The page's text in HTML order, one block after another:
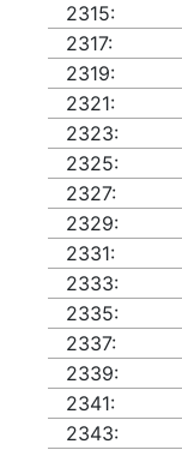
2315:
2317:
2319:
2321:
2323:
2325:
2327:
2329:
2331:
2333:
2335:
2337:
2339:
2341:
2343: